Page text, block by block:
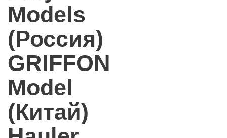
Models
(Россия)
GRIFFON
Model
(Китай)